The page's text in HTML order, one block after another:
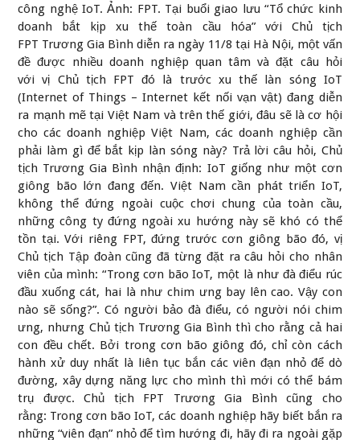
công nghệ IoT. Ảnh: FPT. Tại buổi giao lưu “Tổ chức kinh
doanh bắt kịp xu thế toàn cầu hóa” với Chủ tịch
FPT Trương Gia Bình diễn ra ngày 11/8 tại Hà Nội, một vấn
đề được nhiều doanh nghiệp quan tâm và đặt câu hỏi
với vị Chủ tịch FPT đó là trước xu thế làn sóng IoT
(Internet of Things – Internet kết nối vạn vật) đang diễn
ra mạnh mẽ tại Việt Nam và trên thế giới, đâu sẽ là cơ hội
cho các doanh nghiệp Việt Nam, các doanh nghiệp cần
phải làm gì để bắt kịp làn sóng này? Trả lời câu hỏi, Chủ
tịch Trương Gia Bình nhận định: IoT giống như một cơn
giông bão lớn đang đến. Việt Nam cần phát triển IoT,
không thể đứng ngoài cuộc chơi chung của toàn cầu,
những công ty đứng ngoài xu hướng này sẽ khó có thể
tồn tại. Với riêng FPT, đứng trước cơn giông bão đó, vị
Chủ tịch Tập đoàn cũng đã từng đặt ra câu hỏi cho nhân
viên của mình: “Trong cơn bão IoT, một là như đà điểu rúc
đầu xuống cát, hai là như chim ưng bay lên cao. Vậy con
nào sẽ sống?”. Có người bảo đà điểu, có người nói chim
ưng, nhưng Chủ tịch Trương Gia Bình thì cho rằng cả hai
con đều chết. Bởi trong cơn bão giông đó, chỉ còn cách
hành xử duy nhất là liên tục bắn các viên đạn nhỏ để dò
đường, xây dựng năng lực cho mình thì mới có thể bám
trụ được. Chủ tịch FPT Trương Gia Bình cũng cho
rằng: Trong cơn bão IoT, các doanh nghiệp hãy biết bắn ra
những “viên đạn” nhỏ để tìm hướng đi, hãy đi ra ngoài gặp